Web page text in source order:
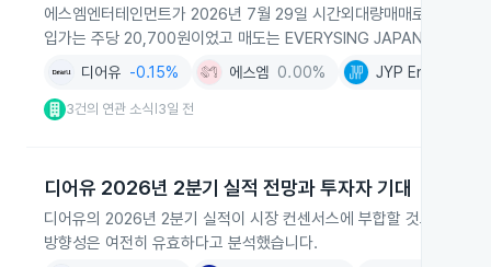
에스엠엔터테인먼트가 2026년 7월 29일 시간외대량매매로 디어유
입가는 주당 20,700원이었고 매도는 EVERYSING JAPAN과
디어유 -0.15% 에스엠 0.00% JYP Ent.
3건의 연관 소식 3일 전
디어유 2026년 2분기 실적 전망과 투자자 기대
디어유의 2026년 2분기 실적이 시장 컨센서스에 부합할 것으로 전
방향성은 여전히 유효하다고 분석했습니다.